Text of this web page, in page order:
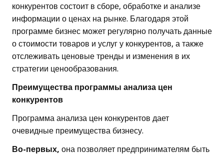
конкурентов состоит в сборе, обработке и анализе
информации о ценах на рынке. Благодаря этой
программе бизнес может регулярно получать данные
о стоимости товаров и услуг у конкурентов, а также
отслеживать ценовые тренды и изменения в их
стратегии ценообразования.
Преимущества программы анализа цен
конкурентов
Программа анализа цен конкурентов дает
очевидные преимущества бизнесу.
Во-первых, она позволяет предпринимателям быть